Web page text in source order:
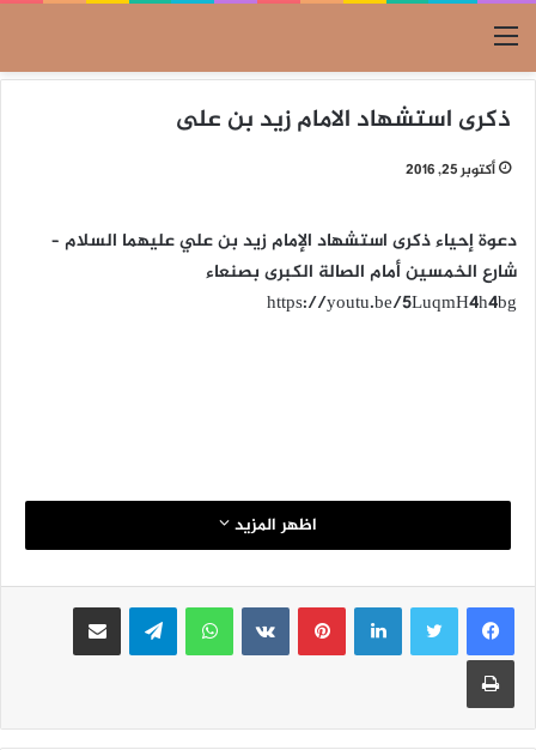
القائمة
ذكرى استشهاد الامام زيد بن على
أكتوبر 25, 2016
دعوة إحياء ذكرى استشهاد الإمام زيد بن علي عليهما السلام –
شارع الخمسين أمام الصالة الكبرى بصنعاء
https://youtu.be/5LuqmH4h4bg
اظهر المزيد
لينكدإنبينتيريست واتساب تيلقرام مشاركة عبر البريد
طباعة